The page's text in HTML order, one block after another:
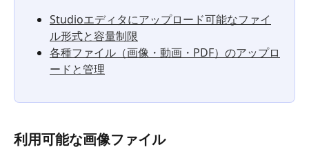
Studioエディタにアップロード可能なファイ
ル形式と容量制限
各種ファイル（画像・動画・PDF）のアップロ
ードと管理
利用可能な画像ファイル